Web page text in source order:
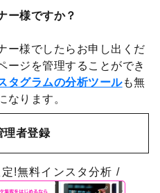
ー様ですか？
ー様でしたらお申し出くだ
ージを管理することができ
タグラムの分析ツールも無
なります。
理者登録
!無料インスタ分析 /